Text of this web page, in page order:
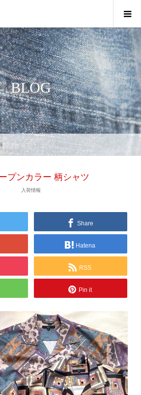
BLOG
プンカラー 柄シャツ
入荷情報
Share
Hatena
RSS
Pin it